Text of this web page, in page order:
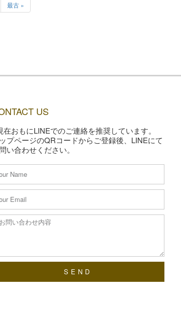
最古 »
US
在おもにLINEでのご連絡を推奨しています。
プページのQRコードからご登録後、LINEにて
い合わせください。
SEND